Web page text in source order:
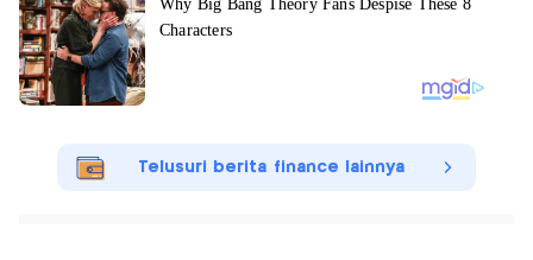
Telusuri berita finance lainnya